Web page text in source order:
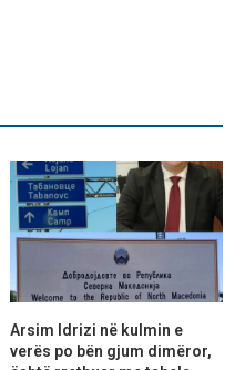
Arsim Idrizi në kulmin e
verës po bën gjum dimëror,